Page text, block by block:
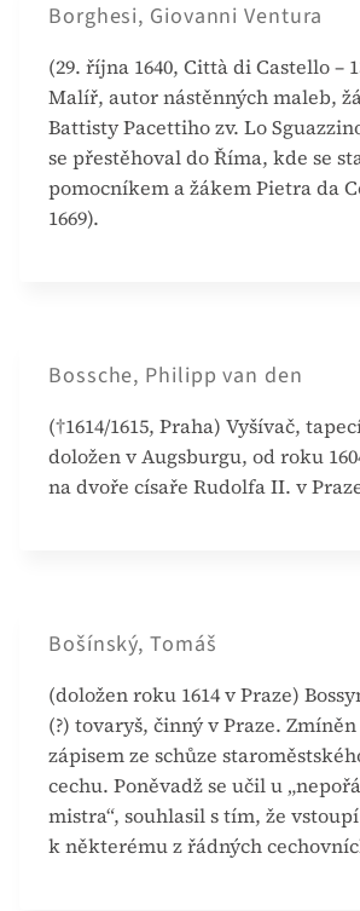
Borghesi, Giovanni Ventura
(29. října 1640, Città di Castello –
Malíř, autor nástěnných maleb,
Battisty Pacettiho zv. Lo
se přestěhoval do Říma, kde se
pomocníkem a žákem Pietra da
1669).
Bossche, Philipp van den
(†1614/1615, Praha) Vyšívač,
doložen v Augsburgu, od roku
na dvoře císaře Rudolfa II. v
Bošínský, Tomáš
(doložen roku 1614 v Praze)
(?) tovaryš, činný v Praze. Zmíněn
zápisem ze schůze
cechu. Poněvadž se učil u
mistra“, souhlasil s tím, že
k některému z řádných